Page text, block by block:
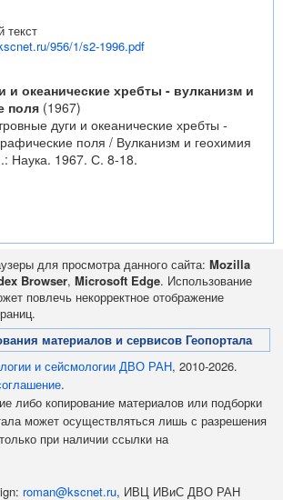
956/1/s2-1996.pdf
и океанические хребты - вулканизм и
поля (1967)
дуги и океанические хребты -
поля / Вулканизм и геохимия
Наука. 1967. С. 8-18.
для просмотра данного сайта: Mozilla
Browser, Microsoft Edge. Использование
повлечь некорректное отображение
материалов и сервисов Геопортала
и сейсмологии ДВО РАН, 2010-2026.
.
либо копирование материалов или подборки
может осуществляться лишь с разрешения
при наличии ссылки на
roman@kscnet.ru, ИВЦ ИВиС ДВО РАН